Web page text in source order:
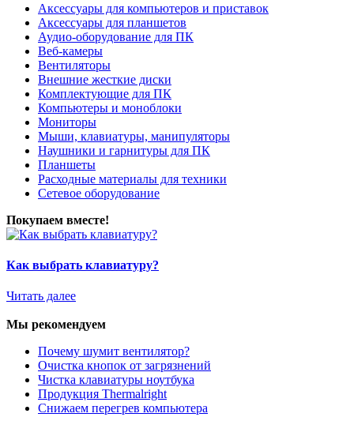
Аксессуары для компьютеров и приставок
Аксессуары для планшетов
Аудио-оборудование для ПК
Веб-камеры
Вентиляторы
Внешние жесткие диски
Комплектующие для ПК
Компьютеры и моноблоки
Мониторы
Мыши, клавиатуры, манипуляторы
Наушники и гарнитуры для ПК
Планшеты
Расходные материалы для техники
Сетевое оборудование
Покупаем вместе!
Как выбрать клавиатуру?
Читать далее
Мы рекомендуем
Почему шумит вентилятор?
Очистка кнопок от загрязнений
Чистка клавиатуры ноутбука
Продукция Thermalright
Снижаем перегрев компьютера